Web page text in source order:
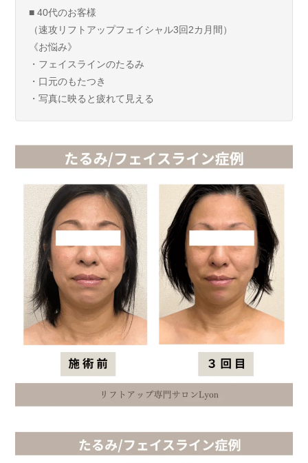
■ 40代のお客様
（速攻リフトアップフェイシャル3回2カ月間）
《お悩み》
・フェイスラインのたるみ
・口元のもたつき
・写真に映ると疲れて見える